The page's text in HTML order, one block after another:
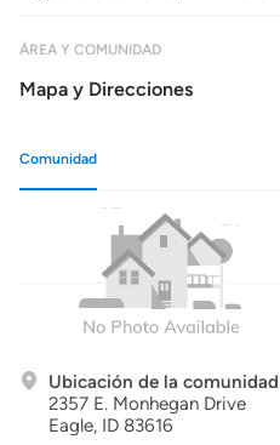
ÁREA Y COMUNIDAD
Mapa y Direcciones
Comunidad
Ubicación de la
2357 E. Monhegan Drive
Eagle, ID 83616